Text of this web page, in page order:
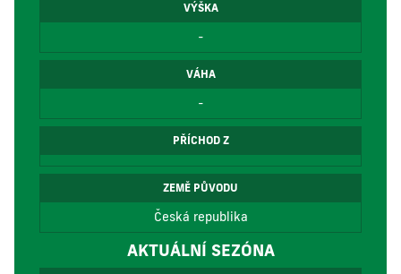
VÝŠKA
-
VÁHA
-
PŘÍCHOD Z
ZEMĚ PŮVODU
Česká republika
AKTUÁLNÍ SEZÓNA